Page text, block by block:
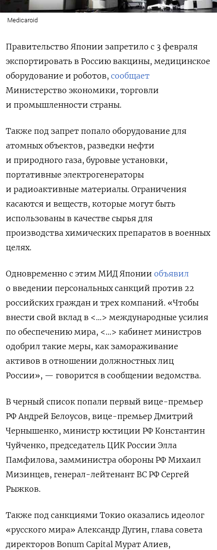
Medicaroid
Правительство Японии запретило с 3 февраля
экспортировать в Россию вакцины, медицинское
оборудование и роботов, сообщает
Министерство экономики, торговли
и промышленности страны.
Также под запрет попало оборудование для
атомных объектов, разведки нефти
и природного газа, буровые установки,
портативные электрогенераторы
и радиоактивные материалы. Ограничения
касаются и веществ, которые могут быть
использованы в качестве сырья для
производства химических препаратов в военных
целях.
Одновременно с этим МИД Японии объявил
о введении персональных санкций против 22
российских граждан и трех компаний. «Чтобы
внести свой вклад в <…> международные усилия
по обеспечению мира, <…> кабинет министров
одобрил такие меры, как замораживание
активов в отношении должностных лиц
России», — говорится в сообщении ведомства.
В черный список попали первый вице-премьер
РФ Андрей Белоусов, вице-премьер Дмитрий
Чернышенко, министр юстиции РФ Константин
Чуйченко, председатель ЦИК России Элла
Памфилова, замминистра обороны РФ Михаил
Мизинцев, генерал-лейтенант ВС РФ Сергей
Рыжков.
Также под санкциями Токио оказались идеолог
«русского мира» Александр Дугин, глава совета
директоров Bonum Capital Мурат Алиев,